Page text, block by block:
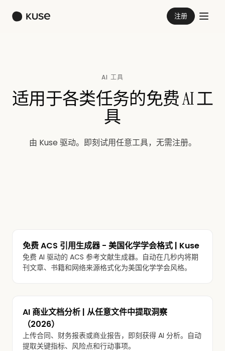
注册
AI 工具
适用于各类任务的免费 AI 工
具
由 Kuse 驱动。即刻试用任意工具，无需注册。
免费 ACS 引用生成器 - 美国化学学会格式 | Kuse
免费 AI 驱动的 ACS 参考文献生成器。自动在几秒内将期
刊文章、书籍和网络来源格式化为美国化学学会风格。
AI 商业文档分析 | 从任意文件中提取洞察
（2026）
上传合同、财务报表或商业报告，即刻获得 AI 分析。自动
提取关键指标、风险点和行动事项。